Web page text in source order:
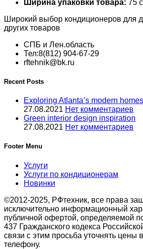
Ширина упаковки товара: 75
Широкий выбор кондиционеров для
других товаров
СПБ и Лен.область
Тел:8(812) 904-67-29
rftehnik@bk.ru
Recent Posts
Exploring Atlanta’s modern homes
27.08.2021 Нет комментариев
Green interior design inspiration
27.08.2021 Нет комментариев
Footer Menu
Услуги
Услуги по кондиционерам
Новинки
©2012-2025, РФтехник, все права
исключительно информационный
публичной офертой, определяемой
437 Гражданского кодекса
связи с этим просьба уточнять цены
телефону.